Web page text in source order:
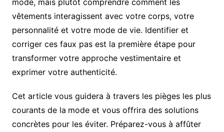
vêtements interagissent avec votre corps, votre
personnalité et votre mode de vie. Identifier et
corriger ces faux pas est la première étape pour
transformer votre approche vestimentaire et
exprimer votre authenticité.
Cet article vous guidera à travers les pièges les plus
courants de la mode et vous offrira des solutions
concrètes pour les éviter. Préparez-vous à affûter